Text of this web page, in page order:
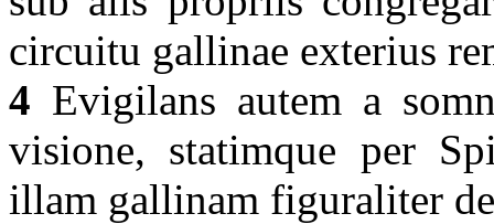
circuitu gallinae exterius
4 Evigilans autem a
visione, statimque per
illam gallinam figuraliter